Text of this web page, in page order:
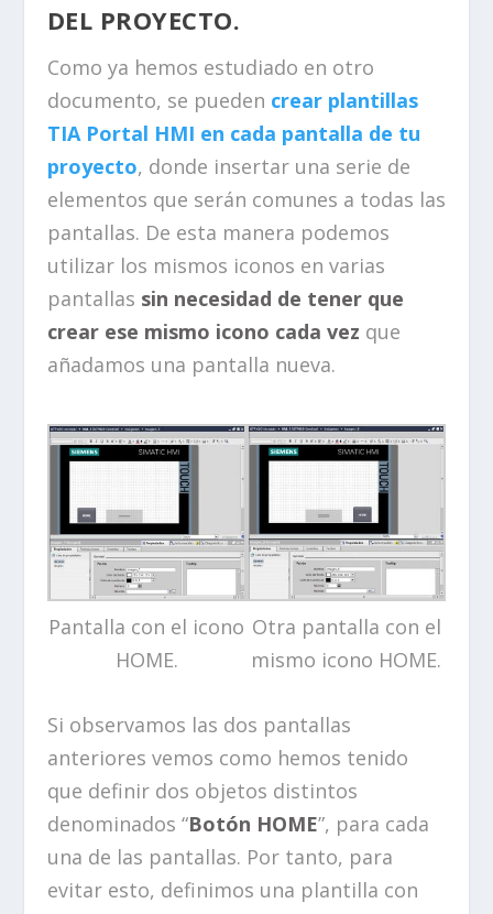
DEL PROYECTO.
Como ya hemos estudiado en otro
documento, se pueden crear plantillas
TIA Portal HMI en cada pantalla de tu
proyecto, donde insertar una serie de
elementos que serán comunes a todas las
pantallas. De esta manera podemos
utilizar los mismos iconos en varias
pantallas sin necesidad de tener que
crear ese mismo icono cada vez que
añadamos una pantalla nueva.
Pantalla con el icono
HOME.
Otra pantalla con el
mismo icono HOME.
Si observamos las dos pantallas
anteriores vemos como hemos tenido
que definir dos objetos distintos
denominados “Botón HOME”, para cada
una de las pantallas. Por tanto, para
evitar esto, definimos una plantilla con